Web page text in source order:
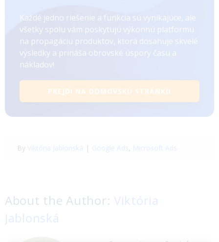
Každé jedno riešenie a funkcia sú vynikajúce, ale
všetky spolu vám poskytujú výkonnú platformu
na propagáciu produktov, ktorá dosahuje skvelé
výsledky a prináša obrovské úspory času a
nákladov!
PREJDI NA DOMOVSKÚ STRÁNKU
By Viktória Jablonská | Google Ads, Microsoft Ads
About the Author: Viktória
Jablonská